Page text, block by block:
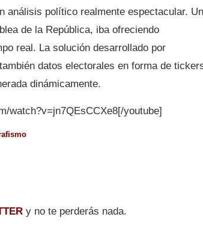
análisis político realmente espectacular. Un
de la República, iba ofreciendo
real. La solución desarrollado por
datos electorales en forma de
dinámicamente.
watch?v=jn7QEsCCXe8[/youtube]
y no te perderás nada.